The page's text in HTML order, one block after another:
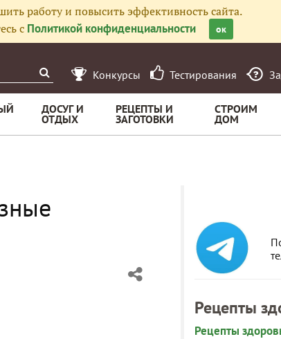
работу и повысить эффективность сайта.
с Политикой конфиденциальности ок
Конкурсы Тестирования
ДОСУГ И
ОТДЫХ
РЕЦЕПТЫ И
ЗАГОТОВКИ
СТРОИМ
ДОМ
Рецепты
Рецепты